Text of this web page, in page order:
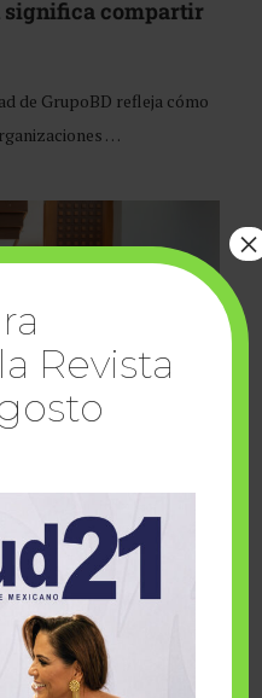
significa compartir
de GrupoBD refleja cómo
…
cumplen
y Make-A-Wish
Revista
×